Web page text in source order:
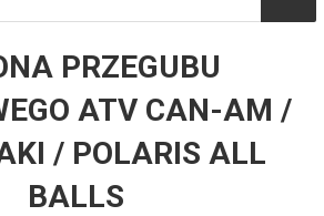
PRZEGUBU
ATV CAN-AM /
/ POLARIS ALL
BALLS